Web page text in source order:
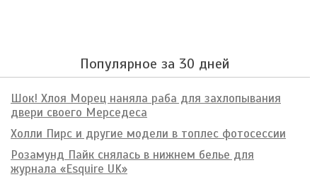
Популярное за 30 дней
Шок! Хлоя Морец наняла раба для захлопывания
двери своего Мерседеса
Холли Пирс и другие модели в топлес фотосессии
Розамунд Пайк снялась в нижнем белье для
журнала «Esquire UK»